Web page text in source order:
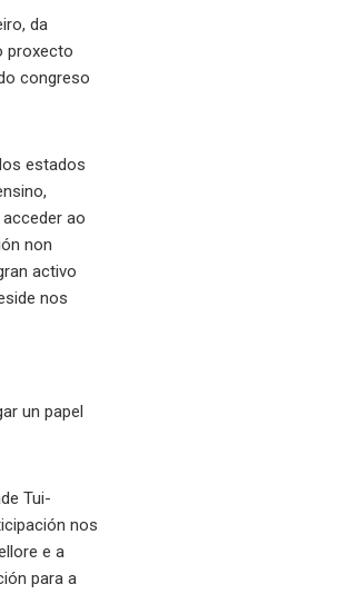
da
proxecto
congreso
estados
ao
non
activo
nos
un papel
Tui-
nos
e a
para a